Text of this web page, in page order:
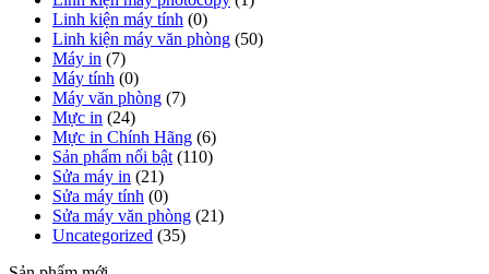
Linh kiện máy tính (0)
Linh kiện máy văn phòng (50)
Máy in (7)
Máy tính (0)
Máy văn phòng (7)
Mực in (24)
Mực in Chính Hãng (6)
Sản phẩm nổi bật (110)
Sửa máy in (21)
Sửa máy tính (0)
Sửa máy văn phòng (21)
Uncategorized (35)